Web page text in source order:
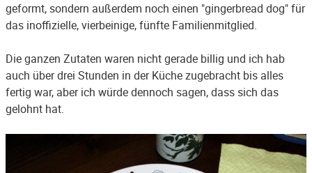
geformt, sondern außerdem noch einen "gingerbread dog" für
das inoffizielle, vierbeinige, fünfte Familienmitglied.
Die ganzen Zutaten waren nicht gerade billig und ich hab
auch über drei Stunden in der Küche zugebracht bis alles
fertig war, aber ich würde dennoch sagen, dass sich das
gelohnt hat.